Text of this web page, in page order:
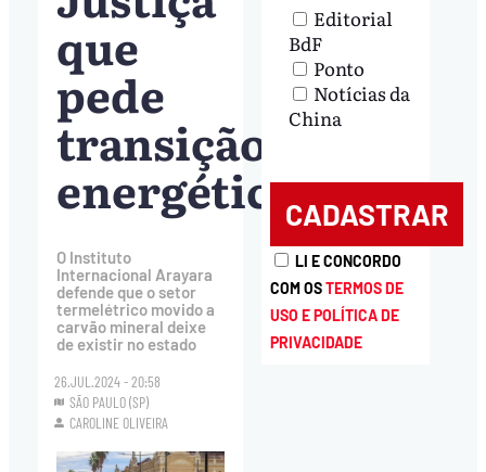
que
pede
transição
energética
O Instituto
Internacional Arayara
defende que o setor
termelétrico movido a
carvão mineral deixe
de existir no estado
26.JUL.2024 - 20:58
SÃO PAULO (SP)
CAROLINE OLIVEIRA
Editorial
BdF
Ponto
Notícias da
China
LI E CONCORDO
COM OSTERMOS DE
USO E POLÍTICA DE
PRIVACIDADE